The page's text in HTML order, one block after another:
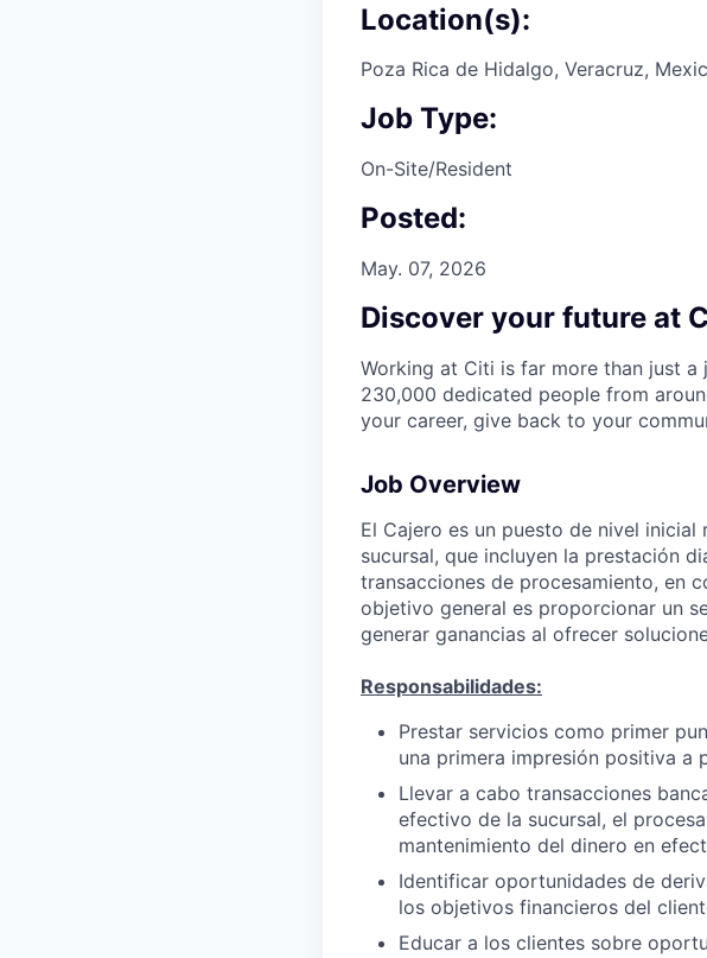
Location(s):
Poza Rica de Hidalgo, Veracruz,
Job Type:
On-Site/Resident
Posted:
May. 07, 2026
Discover your future at
Working at Citi is far more than just
230,000 dedicated people from
your career, give back to your
Job Overview
El Cajero es un puesto de nivel
sucursal, que incluyen la prestación
transacciones de procesamiento, en
objetivo general es proporcionar un
generar ganancias al ofrecer
Responsabilidades:
Prestar servicios como primer
una primera impresión positiva a
Llevar a cabo transacciones
efectivo de la sucursal, el
mantenimiento del dinero en
Identificar oportunidades de
los objetivos financieros del
Educar a los clientes sobre